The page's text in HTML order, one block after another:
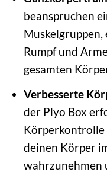
beanspruchen
Muskelgruppen,
Rumpf und
gesamten
Verbesserte
der Plyo Box
Körperkontrolle
deinen Körper
wahrzunehmen